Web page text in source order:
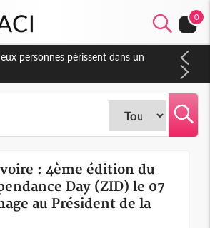
0
célébration de la fête nationale
contre les produits
: 4ème édition du
Day (ZID) le 07
au Président de la